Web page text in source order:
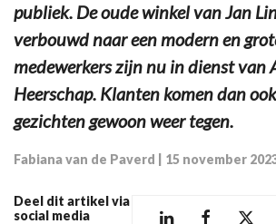
publiek. De oude winkel van Jan
verbouwd naar een modern en
medewerkers zijn nu in dienst van
Heerschap. Klanten komen dan
gezichten gewoon weer tegen.
Fabiana van de Paverd 15 november
Deel dit artikel via
social media